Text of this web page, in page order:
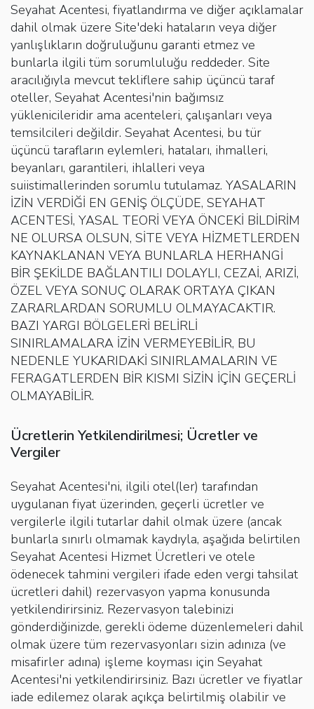
Seyahat Acentesi, fiyatlandırma ve diğer açıklamalar
dahil olmak üzere Site'deki hataların veya diğer
yanlışlıkların doğruluğunu garanti etmez ve
bunlarla ilgili tüm sorumluluğu reddeder. Site
aracılığıyla mevcut tekliflere sahip üçüncü taraf
oteller, Seyahat Acentesi'nin bağımsız
yüklenicileridir ama acenteleri, çalışanları veya
temsilcileri değildir. Seyahat Acentesi, bu tür
üçüncü tarafların eylemleri, hataları, ihmalleri,
beyanları, garantileri, ihlalleri veya
suiistimallerinden sorumlu tutulamaz. YASALARIN
İZİN VERDİĞİ EN GENİŞ ÖLÇÜDE, SEYAHAT
ACENTESİ, YASAL TEORİ VEYA ÖNCEKİ BİLDİRİM
NE OLURSA OLSUN, SİTE VEYA HİZMETLERDEN
KAYNAKLANAN VEYA BUNLARLA HERHANGİ
BİR ŞEKİLDE BAĞLANTILI DOLAYLI, CEZAİ, ARIZİ,
ÖZEL VEYA SONUÇ OLARAK ORTAYA ÇIKAN
ZARARLARDAN SORUMLU OLMAYACAKTIR.
BAZI YARGI BÖLGELERİ BELİRLİ
SINIRLAMALARA İZİN VERMEYEBİLİR, BU
NEDENLE YUKARIDAKİ SINIRLAMALARIN VE
FERAGATLERDEN BİR KISMI SİZİN İÇİN GEÇERLİ
OLMAYABİLİR.
Ücretlerin Yetkilendirilmesi; Ücretler ve
Vergiler
Seyahat Acentesi'ni, ilgili otel(ler) tarafından
uygulanan fiyat üzerinden, geçerli ücretler ve
vergilerle ilgili tutarlar dahil olmak üzere (ancak
bunlarla sınırlı olmamak kaydıyla, aşağıda belirtilen
Seyahat Acentesi Hizmet Ücretleri ve otele
ödenecek tahmini vergileri ifade eden vergi tahsilat
ücretleri dahil) rezervasyon yapma konusunda
yetkilendirirsiniz. Rezervasyon talebinizi
gönderdiğinizde, gerekli ödeme düzenlemeleri dahil
olmak üzere tüm rezervasyonları sizin adınıza (ve
misafirler adına) işleme koyması için Seyahat
Acentesi'ni yetkilendirirsiniz. Bazı ücretler ve fiyatlar
iade edilemez olarak açıkça belirtilmiş olabilir ve